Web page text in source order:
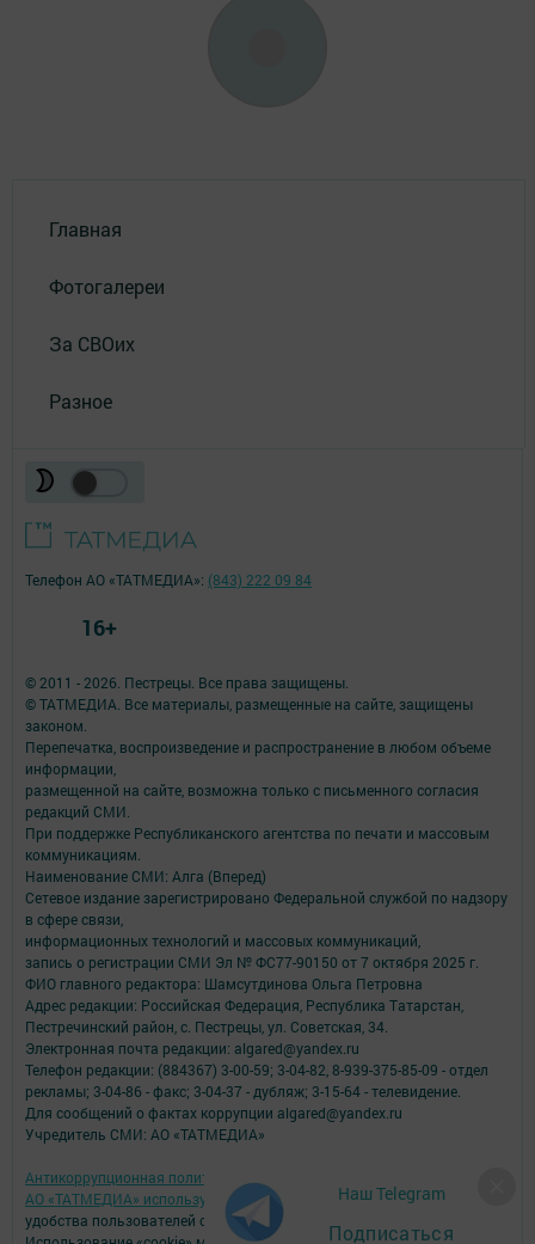
Главная
Фотогалереи
За СВОих
Разное
Наш Telegram
Подписаться
© 2011 - 2026. Пестрецы. Все права защищены.
© ТАТМЕДИА. Все материалы, размещенные на сайте, защищены
законом.
Перепечатка, воспроизведение и распространение в любом объеме
информации,
размещенной на сайте, возможна только с письменного согласия
редакций СМИ.
При поддержке Республиканского агентства по печати и массовым
коммуникациям.
Наименование СМИ: Алга (Вперед)
Сетевое издание зарегистрировано Федеральной службой по надзору
в сфере связи,
информационных технологий и массовых коммуникаций,
запись о регистрации СМИ Эл № ФС77-90150 от 7 октября 2025 г.
ФИО главного редактора: Шамсутдинова Ольга Петровна
Адрес редакции: Российская Федерация, Республика Татарстан,
Пестречинский район, с. Пестрецы, ул. Советская, 34.
Электронная почта редакции: algared@yandex.ru
Телефон редакции: (884367) 3-00-59; 3-04-82, 8-939-375-85-09 - отдел
рекламы; 3-04-86 - факс; 3-04-37 - дубляж; 3-15-64 - телевидение.
Для сообщений о фактах коррупции algared@yandex.ru
Учредитель СМИ: АО «ТАТМЕДИА»
Антикоррупционная политика
АО «ТАТМЕДИА» использует «cookie»для персонализации сервисов и
удобства пользователей сайтом.
Телефон АО «ТАТМЕДИА»: (843) 222 09 84
16+